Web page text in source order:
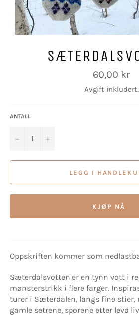
Vanlig
pris
60,00 kr
Avgift inkludert.
ANTALL
− +
LEGG I
KJØP NÅ
Oppskriften kommer som
Sæterdalsvotten er en tynn vott i
mønsterstrikk i flere farger.
turer i Sæterdalen, langs fine stier,
gamle setrene, sporene etter levd